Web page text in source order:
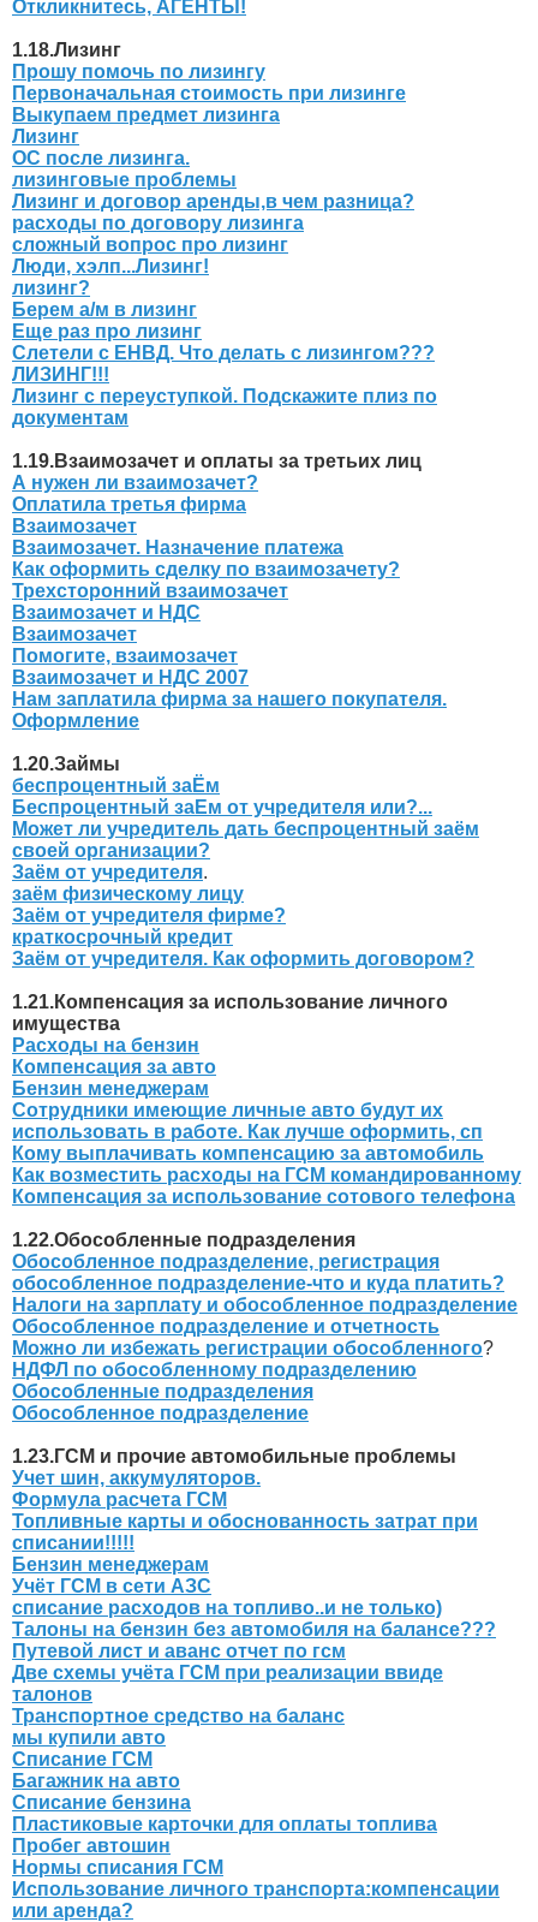
Откликнитесь, АГЕНТЫ!
1.18.Лизинг
Прошу помочь по лизингу
Первоначальная стоимость при лизинге
Выкупаем предмет лизинга
Лизинг
ОС после лизинга.
лизинговые проблемы
Лизинг и договор аренды,в чем разница?
расходы по договору лизинга
сложный вопрос про лизинг
Люди, хэлп...Лизинг!
лизинг?
Берем а/м в лизинг
Еще раз про лизинг
Слетели с ЕНВД. Что делать с лизингом???
ЛИЗИНГ!!!
Лизинг с переуступкой. Подскажите плиз по
документам
1.19.Взаимозачет и оплаты за третьих лиц
А нужен ли взаимозачет?
Оплатила третья фирма
Взаимозачет
Взаимозачет. Назначение платежа
Как оформить сделку по взаимозачету?
Трехсторонний взаимозачет
Взаимозачет и НДС
Взаимозачет
Помогите, взаимозачет
Взаимозачет и НДС 2007
Нам заплатила фирма за нашего покупателя.
Оформление
1.20.Займы
беспроцентный заЁм
Беспроцентный заЕм от учредителя или?...
Может ли учредитель дать беспроцентный заём
своей организации?
Заём от учредителя.
заём физическому лицу
Заём от учредителя фирме?
краткосрочный кредит
Заём от учредителя. Как оформить договором?
1.21.Компенсация за использование личного
имущества
Расходы на бензин
Компенсация за авто
Бензин менеджерам
Сотрудники имеющие личные авто будут их
использовать в работе. Как лучше оформить, сп
Кому выплачивать компенсацию за автомобиль
Как возместить расходы на ГСМ командированному
Компенсация за использование сотового телефона
1.22.Обособленные подразделения
Обособленное подразделение, регистрация
обособленное подразделение-что и куда платить?
Налоги на зарплату и обособленное подразделение
Обособленное подразделение и отчетность
Можно ли избежать регистрации обособленного?
НДФЛ по обособленному подразделению
Обособленные подразделения
Обособленное подразделение
1.23.ГСМ и прочие автомобильные проблемы
Учет шин, аккумуляторов.
Формула расчета ГСМ
Топливные карты и обоснованность затрат при
списании!!!!!
Бензин менеджерам
Учёт ГСМ в сети АЗС
списание расходов на топливо..и не только)
Талоны на бензин без автомобиля на балансе???
Путевой лист и аванс отчет по гсм
Две схемы учёта ГСМ при реализации ввиде
талонов
Транспортное средство на баланс
мы купили авто
Списание ГСМ
Багажник на авто
Списание бензина
Пластиковые карточки для оплаты топлива
Пробег автошин
Нормы списания ГСМ
Использование личного транспорта:компенсации
или аренда?